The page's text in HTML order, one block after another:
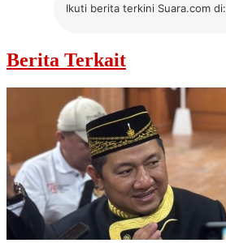
Ikuti berita terkini Suara.com di:
Berita Terkait